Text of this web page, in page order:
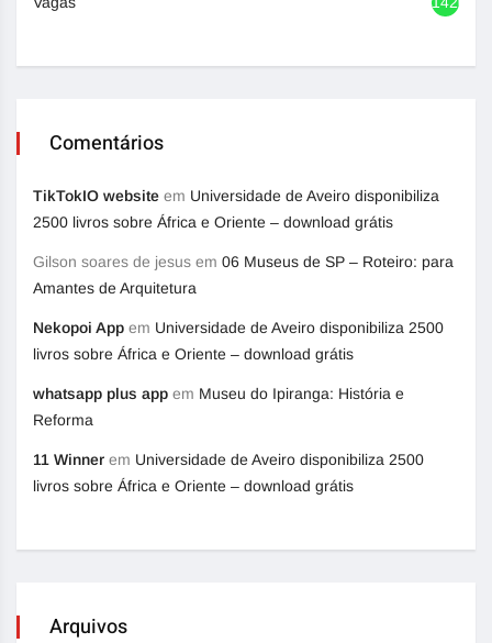
Comentários
TikTokIO website em Universidade de Aveiro disponibiliza
2500 livros sobre África e Oriente – download grátis
Gilson soares de jesus em 06 Museus de SP – Roteiro: para
Amantes de Arquitetura
Nekopoi App em Universidade de Aveiro disponibiliza 2500
livros sobre África e Oriente – download grátis
whatsapp plus app em Museu do Ipiranga: História e
Reforma
11 Winner em Universidade de Aveiro disponibiliza 2500
livros sobre África e Oriente – download grátis
Arquivos